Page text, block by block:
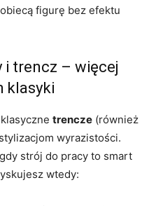
figurę bez efektu
i trencz – więcej
klasyki
trencze (również
wyrazistości.
strój do pracy to smart
wtedy: